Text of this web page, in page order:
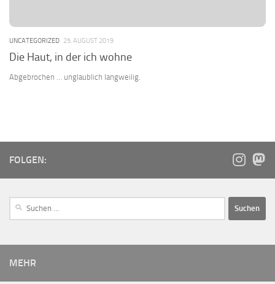
UNCATEGORIZED 25. AUGUST 2019
Die Haut, in der ich wohne
Abgebrochen … unglaublich langweilig.
FOLGEN:
MEHR